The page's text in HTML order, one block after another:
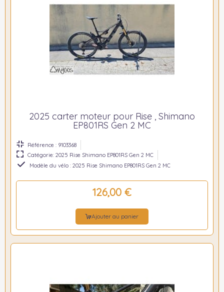
2025 carter moteur pour Rise , Shimano
EP801RS Gen 2 MC
Référence : 9103368
Catégorie: 2025 Rise Shimano EP801RS Gen 2 MC
Modèle du vélo : 2025 Rise Shimano EP801RS Gen 2 MC
126,00 €
Ajouter au panier